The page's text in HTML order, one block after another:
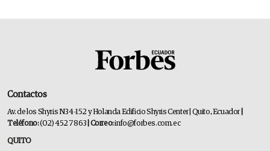
Contactos
Av. de los Shyris N34-152 y Holanda Edificio Shyris Center | Quito, Ecuador
Teléfono:(02) 452 7863 | Correo:info@forbes.com.ec
QUITO